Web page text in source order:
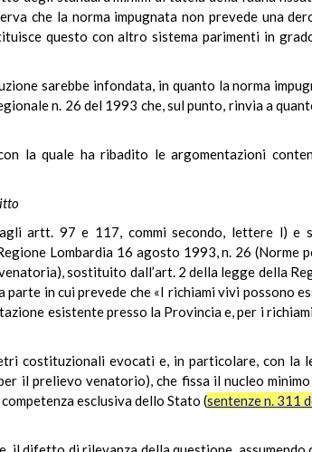
che la norma impugnata non prevede una
questo con altro sistema parimenti in
sarebbe infondata, in quanto la norma
n. 26 del 1993 che, sul punto, rinvia a
la quale ha ribadito le argomentazioni
artt. 97 e 117, commi secondo, lettere l) e
Lombardia 16 agosto 1993, n. 26 (Norme
sostituito dall’art. 2 della legge della
in cui prevede che «I richiami vivi possono
esistente presso la Provincia e, per i
costituzionali evocati e, in particolare, con la
il prelievo venatorio), che fissa il nucleo
esclusiva dello Stato (sentenze n. 311